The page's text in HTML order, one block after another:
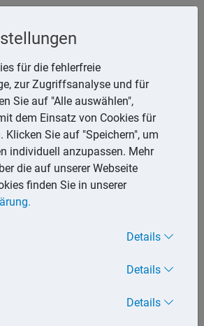
Lexika
Suchen
im Ausland
kann ganz schön teuer werden.
fallen Bußgelder in der Regel
Verkehrsverstößen in
Bußgeldbescheide allerdings
werden können, hängt davon ab, in
begangen wurde.
Ausland
bei Verkehrsverstößen im
für die fehlerfreie
zur Zugriffsanalyse und für
Sie auf "Alle auswählen",
dem Einsatz von Cookies für
Klicken Sie auf "Speichern", um
individuell anzupassen. Mehr
die auf unserer Webseite
finden Sie in unserer
Details
Details
Details